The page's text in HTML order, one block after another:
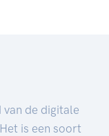
van de digitale
is een soort